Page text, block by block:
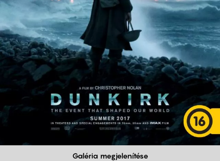
Galéria megjelenítése